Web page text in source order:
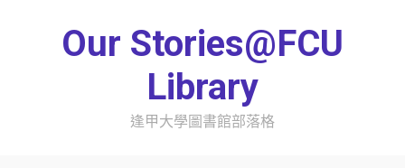
Our Stories@FCU
Library
逢甲大學圖書館部落格